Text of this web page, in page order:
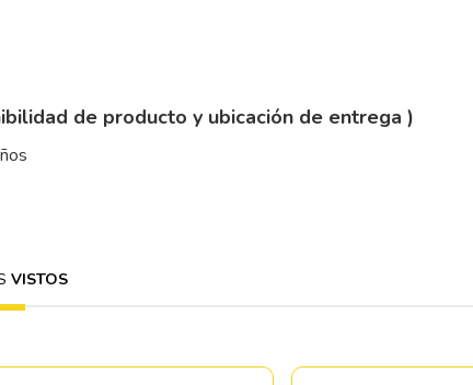
de producto y ubicación de entrega )
VISTOS